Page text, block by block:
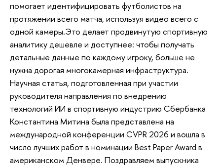
помогает идентифицировать футболистов на
протяжении всего матча, используя видео всего с
одной камеры.Это делает продвинутую спортивную
аналитику дешевле и доступнее: чтобы получать
детальные данные по каждому игроку, больше не
нужна дорогая многокамерная инфраструктура.
Научная статья, подготовленная при участии
руководителя направления по внедрению
технологий ИИ в спортивную индустрию Сбербанка
Константина Митина была представлена на
международной конференции CVPR 2026 и вошла в
число лучших работ в номинации Best Paper Award в
американском Денвере. Поздравляем выпускника